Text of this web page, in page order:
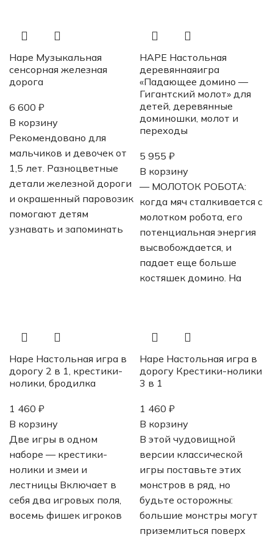
Hape Музыкальная
сенсорная железная
дорога
6 600 ₽
В корзину
Рекомендовано для
мальчиков и девочек от
1,5 лет. Разноцветные
детали железной дороги
и окрашенный паровозик
помогают детям
узнавать и запоминать
HAPE Настольная
деревяннаяигра
«Падающее домино —
Гигантский молот» для
детей, деревянные
доминошки, молот и
переходы
5 955 ₽
В корзину
— МОЛОТОК РОБОТА:
когда мяч сталкивается с
молотком робота, его
потенциальная энергия
высвобождается, и
падает еще больше
костяшек домино. На
Hape Настольная игра в
дорогу 2 в 1, крестики-
нолики, бродилка
1 460 ₽
В корзину
Две игры в одном
наборе — крестики-
нолики и змеи и
лестницы Включает в
себя два игровых поля,
восемь фишек игроков
Hape Настольная игра в
дорогу Крестики-нолики
3 в 1
1 460 ₽
В корзину
В этой чудовищной
версии классической
игры поставьте этих
монстров в ряд, но
будьте осторожны:
большие монстры могут
приземлиться поверх